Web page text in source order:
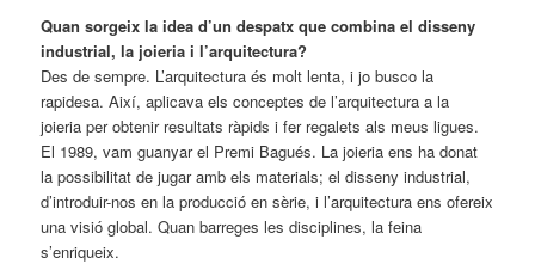
Quan sorgeix la idea d’un despatx que combina el disseny
industrial, la joieria i l’arquitectura?
Des de sempre. L’arquitectura és molt lenta, i jo busco la
rapidesa. Així, aplicava els conceptes de l’arquitectura a la
joieria per obtenir resultats ràpids i fer regalets als meus ligues.
El 1989, vam guanyar el Premi Bagués. La joieria ens ha donat
la possibilitat de jugar amb els materials; el disseny industrial,
d’introduir-nos en la producció en sèrie, i l’arquitectura ens ofereix
una visió global. Quan barreges les disciplines, la feina
s’enriqueix.